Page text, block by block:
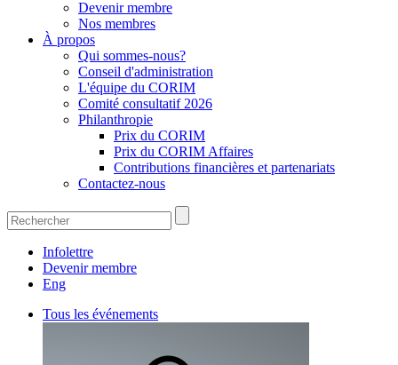
Devenir membre
Nos membres
À propos
Qui sommes-nous?
Conseil d'administration
L'équipe du CORIM
Comité consultatif 2026
Philanthropie
Prix du CORIM
Prix du CORIM Affaires
Contributions financières et partenariats
Contactez-nous
Infolettre
Devenir membre
Eng
Tous les événements